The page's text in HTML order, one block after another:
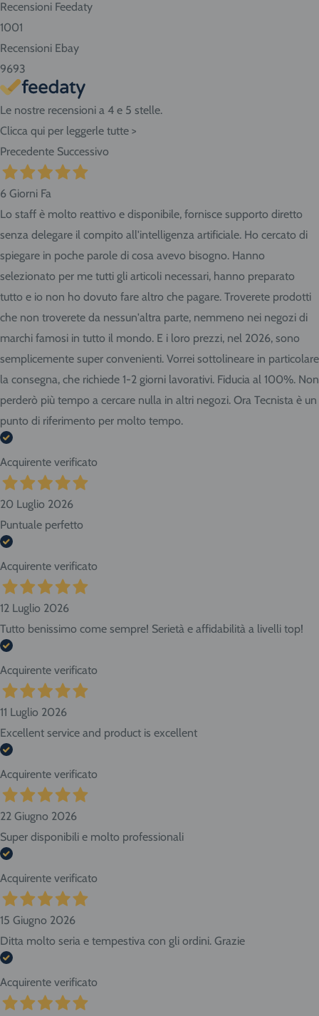
Recensioni Feedaty
1001
Recensioni Ebay
9693
Le nostre recensioni a 4 e 5 stelle.
Clicca qui per leggerle tutte >
Precedente Successivo
6 Giorni Fa
Lo staff è molto reattivo e disponibile, fornisce supporto diretto
senza delegare il compito all'intelligenza artificiale. Ho cercato di
spiegare in poche parole di cosa avevo bisogno. Hanno
selezionato per me tutti gli articoli necessari, hanno preparato
tutto e io non ho dovuto fare altro che pagare. Troverete prodotti
che non troverete da nessun'altra parte, nemmeno nei negozi di
marchi famosi in tutto il mondo. E i loro prezzi, nel 2026, sono
semplicemente super convenienti. Vorrei sottolineare in particolare
la consegna, che richiede 1-2 giorni lavorativi. Fiducia al 100%. Non
perderò più tempo a cercare nulla in altri negozi. Ora Tecnista è un
punto di riferimento per molto tempo.
Acquirente verificato
20 Luglio 2026
Puntuale perfetto
Acquirente verificato
12 Luglio 2026
Tutto benissimo come sempre! Serietà e affidabilità a livelli top!
Acquirente verificato
11 Luglio 2026
Excellent service and product is excellent
Acquirente verificato
22 Giugno 2026
Super disponibili e molto professionali
Acquirente verificato
15 Giugno 2026
Ditta molto seria e tempestiva con gli ordini. Grazie
Acquirente verificato